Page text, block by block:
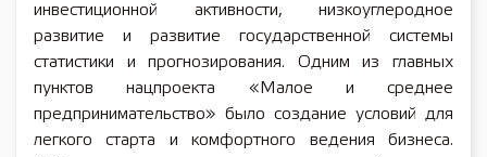
инвестиционной активности, низкоуглеродное
развитие и развитие государственной системы
статистики и прогнозирования. Одним из главных
пунктов нацпроекта «Малое и среднее
предпринимательство» было создание условий для
легкого старта и комфортного ведения бизнеса.